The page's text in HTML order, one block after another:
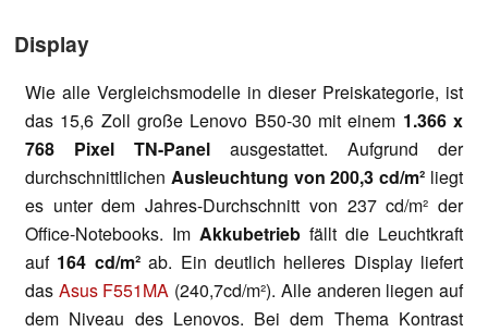
Display
Wie alle Vergleichsmodelle in dieser Preiskategorie, ist
das 15,6 Zoll große Lenovo B50-30 mit einem 1.366 x
768 Pixel TN-Panel ausgestattet. Aufgrund der
durchschnittlichen Ausleuchtung von 200,3 cd/m² liegt
es unter dem Jahres-Durchschnitt von 237 cd/m² der
Office-Notebooks. Im Akkubetrieb fällt die Leuchtkraft
auf 164 cd/m²ab. Ein deutlich helleres Display liefert
das Asus F551MA (240,7cd/m²). Alle anderen liegen auf
dem Niveau des Lenovos. Bei dem Thema Kontrast